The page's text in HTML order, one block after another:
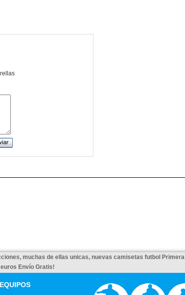
muchas de ellas unicas, nuevas camisetas futbol Primera
Envío Gratis!